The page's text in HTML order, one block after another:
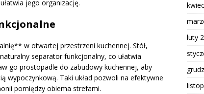
jego organizację.
w otwartej przestrzeni kuchennej. Stół,
separator funkcjonalny, co ułatwia
go prostopadle do zabudowy kuchennej, aby
wypoczynkową. Taki układ pozwoli na efektywne
pomiędzy obiema strefami.
luty